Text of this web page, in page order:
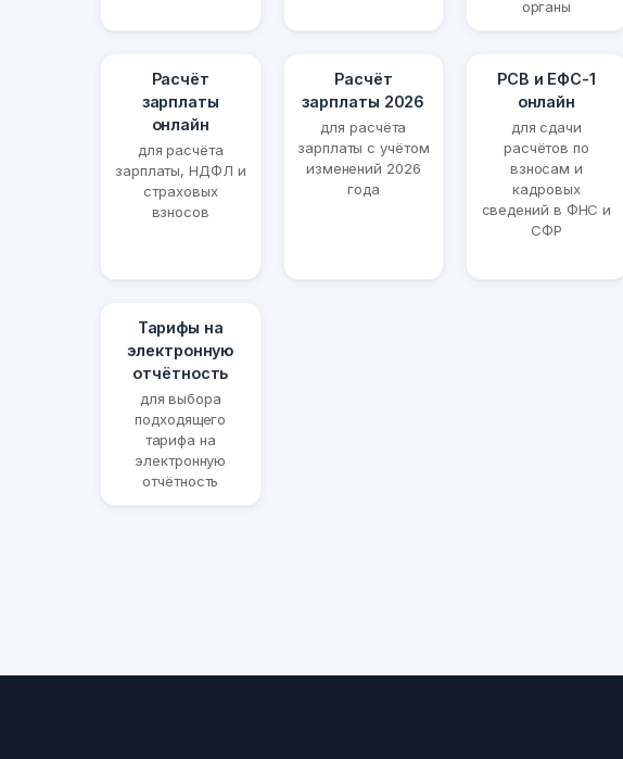
органы
Расчёт
зарплаты
онлайн
для расчёта
зарплаты, НДФЛ и
страховых
взносов
Расчёт
зарплаты 2026
для расчёта
зарплаты с учётом
изменений 2026
года
РСВ и ЕФС-1
онлайн
для сдачи
расчётов по
взносам и
кадровых
сведений в ФНС и
СФР
Тарифы на
электронную
отчётность
для выбора
подходящего
тарифа на
электронную
отчётность